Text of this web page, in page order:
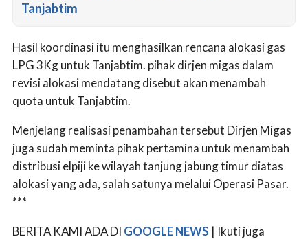
Tanjabtim
Hasil koordinasi itu menghasilkan rencana alokasi gas
LPG 3Kg untuk Tanjabtim. pihak dirjen migas dalam
revisi alokasi mendatang disebut akan menambah
quota untuk Tanjabtim.
Menjelang realisasi penambahan tersebut Dirjen Migas
juga sudah meminta pihak pertamina untuk menambah
distribusi elpiji ke wilayah tanjung jabung timur diatas
alokasi yang ada, salah satunya melalui Operasi Pasar.
***
BERITA KAMI ADA DI GOOGLE NEWS | Ikuti juga